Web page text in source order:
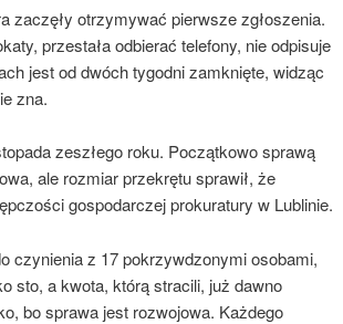
zaczęły otrzymywać pierwsze zgłoszenia.
przestała odbierać telefony, nie odpisuje
jest od dwóch tygodni zamknięte, widząc
zna.
zeszłego roku. Początkowo sprawą
ale rozmiar przekrętu sprawił, że
gospodarczej prokuratury w Lublinie.
czynienia z 17 pokrzywdzonymi osobami,
sto, a kwota, którą stracili, już dawno
bo sprawa jest rozwojowa. Każdego